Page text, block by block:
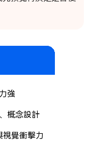
強
概念設計
視覺衝擊力